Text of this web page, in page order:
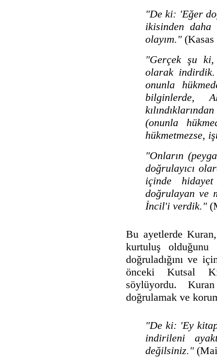
"De ki: 'Eğer
ikisinden
olayım."(Kasas
"Gerçek şu
olarak indirdik.
onunla
bilginlerde,
(onunla
hükmetmezse,
"Onların
doğrulayıcı
içinde
doğrulayan ve
İncil'i verdik."
Bu ayetlerde
kurtuluş olduğunu
doğruladığını ve
önceki Kutsal
söylüyordu.
doğrulamak ve
"De ki: 'Ey
indirileni
değilsiniz."